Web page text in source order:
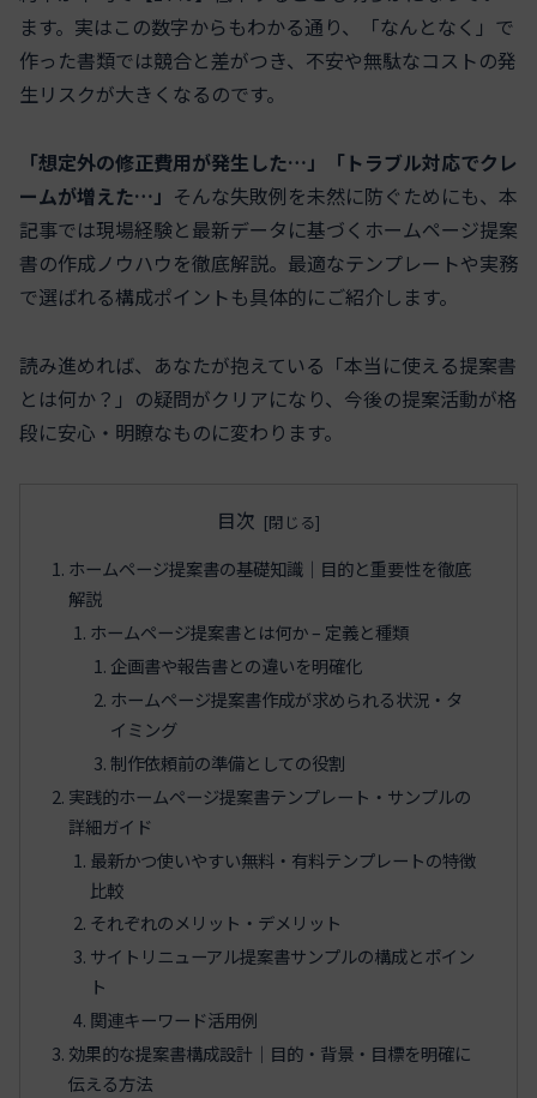
ます。実はこの数字からもわかる通り、
「なんとなく」で
作った書類では競合と差がつき、不安や無駄なコストの発
生リスクが大きくなるのです。
「想定外の修正費用が発生した…」「トラブル対応でクレ
ームが増えた…」 そんな失敗例を未然に防ぐためにも、本
記事では現場経験と最新データに基づくホームページ提案
書の作成ノウハウを徹底解説。最適なテンプレートや実務
で選ばれる構成ポイントも具体的にご紹介します。
読み進めれば、あなたが抱えている「本当に使える提案書
とは何か？」の疑問がクリアになり、今後の提案活動が格
段に安心・明瞭なものに変わります。
目次
ホームページ提案書の基礎知識｜目的と重要性を徹底
解説
ホームページ提案書とは何か – 定義と種類
企画書や報告書との違いを明確化
ホームページ提案書作成が求められる状況・タ
イミング
制作依頼前の準備としての役割
実践的ホームページ提案書テンプレート・サンプルの
詳細ガイド
最新かつ使いやすい無料・有料テンプレートの特徴
比較
それぞれのメリット・デメリット
サイトリニューアル提案書サンプルの構成とポイン
ト
関連キーワード活用例
効果的な提案書構成設計｜目的・背景・目標を明確に
伝える方法